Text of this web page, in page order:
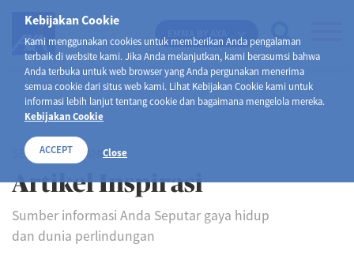
Kebijakan Cookie
Kami menggunakan cookies untuk memberikan Anda pengalaman
terbaik di website kami. Jika Anda melanjutkan, kami berasumsi bahwa
Anda terbuka untuk web browser yang Anda pergunakan menerima
semua cookie dari situs web kami. Lihat Kebijakan Cookie kami untuk
informasi lebih lanjut tentang cookie dan bagaimana mengelola mereka.
Kebijakan Cookie
ACCEPT Close
SELAMAT DATANG DI
Artikel Inspirasi
Sumber informasi Anda Seputar gaya hidup
dan dunia perlindungan